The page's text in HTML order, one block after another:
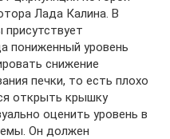
Лада Калина. В
пониженный уровень
снижение
печки, то есть плохо
открыть крышку
оценить уровень в
Он должен